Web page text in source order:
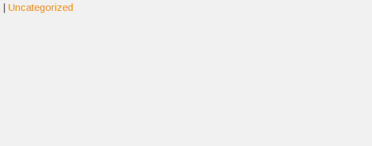
| Uncategorized